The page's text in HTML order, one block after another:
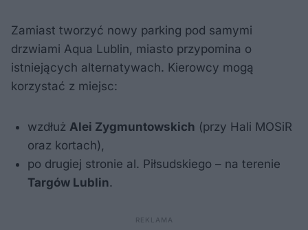
Zamiast tworzyć nowy parking pod samymi
drzwiami Aqua Lublin, miasto przypomina o
istniejących alternatywach. Kierowcy mogą
korzystać z miejsc:
wzdłuż Alei Zygmuntowskich (przy Hali MOSiR
oraz kortach),
po drugiej stronie al. Piłsudskiego – na terenie
Targów Lublin.